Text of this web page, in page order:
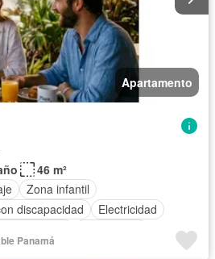
Apartamento
46 m²
Zona infantil
discapacidad
Electricidad
Piscina
Panamá